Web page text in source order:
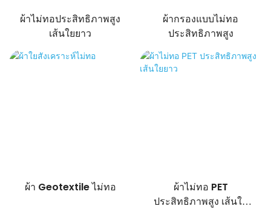
ผ้าไม่ทอประสิทธิภาพสูง
เส้นใยยาว
ผ้ากรองแบบไม่ทอ
ประสิทธิภาพสูง
ผ้า Geotextile ไม่ทอ
ผ้าไม่ทอ PET
ประสิทธิภาพสูง เส้นใย